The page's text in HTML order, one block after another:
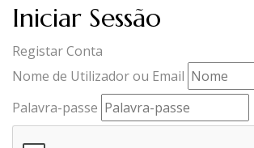
Iniciar Sessão
Registar Conta
Nome de Utilizador ou Email
Palavra-passe